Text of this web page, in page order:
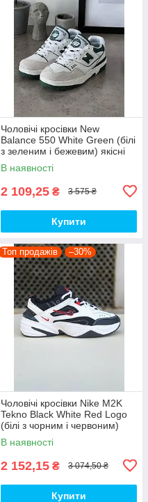
Чоловічі кросівки New
Balance 550 White Green (білі
з зеленим і бежевим) якісні
модні кроси NB020 топ
В наявності
2 109,25 ₴ 3 575 ₴
Купити
Топ продажів –30%
Чоловічі кросівки Nike M2K
Tekno Black White Red Logo
(білі з чорним і червоним)
спортивні демі кроси PD7430
топ
В наявності
2 152,15 ₴ 3 074,50 ₴
Купити